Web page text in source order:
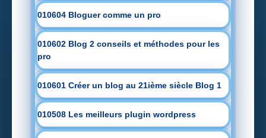
010604 Bloguer comme un pro
010602 Blog 2 conseils et méthodes pour les
pro
010601 Créer un blog au 21ième siècle Blog 1
010508 Les meilleurs plugin wordpress